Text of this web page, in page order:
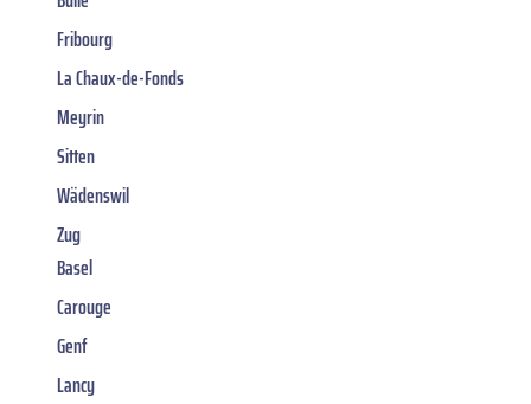
Fribourg
La Chaux-de-Fonds
Meyrin
Sitten
Wädenswil
Zug
Basel
Carouge
Genf
Lancy